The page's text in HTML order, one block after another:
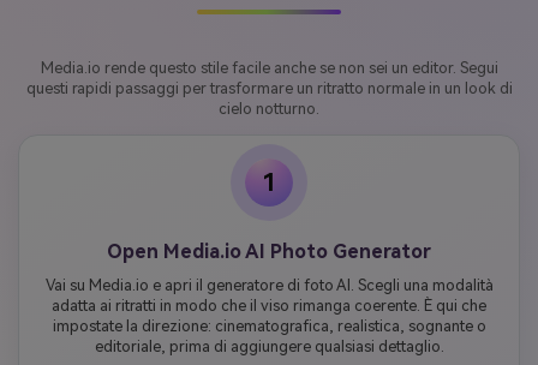
Media.io rende questo stile facile anche se non sei un editor. Segui
questi rapidi passaggi per trasformare un ritratto normale in un look di
cielo notturno.
1
Open Media.io AI Photo Generator
Vai su Media.io e apri il generatore di foto AI. Scegli una modalità
adatta ai ritratti in modo che il viso rimanga coerente. È qui che
impostate la direzione: cinematografica, realistica, sognante o
editoriale, prima di aggiungere qualsiasi dettaglio.